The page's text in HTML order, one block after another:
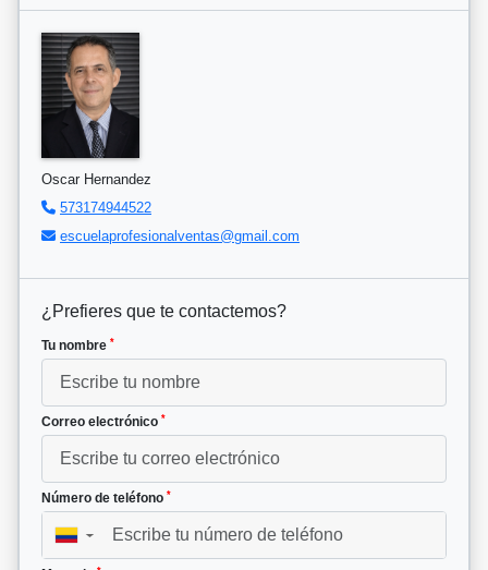
Oscar Hernandez
573174944522
escuelaprofesionalventas@gmail.com
¿Prefieres que te contactemos?
Tu nombre *
Correo electrónico *
Número de teléfono *
▼